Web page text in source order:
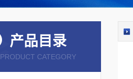
产品目录
PRODUCT CATEGORY